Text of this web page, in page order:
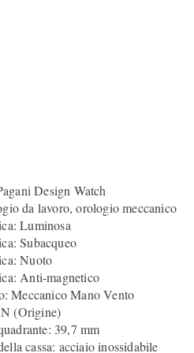
Design Watch
da lavoro, orologio meccanico
Luminosa
Subacqueo
Nuoto
Anti-magnetico
Meccanico Mano Vento
(Origine)
39,7 mm
cassa: acciaio inossidabile